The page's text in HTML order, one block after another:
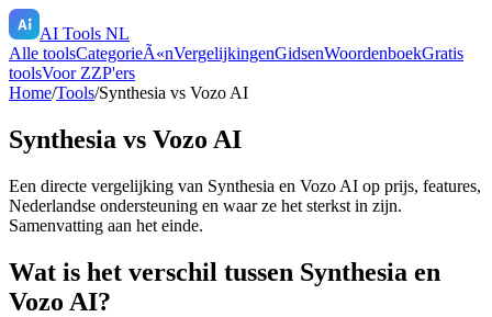
AI Tools NL
Alle toolsCategorieÃ«nVergelijkingenGidsenWoordenboekGratis
toolsVoor ZZP'ers
Home/Tools/Synthesia vs Vozo AI
Synthesia vs Vozo AI
Een directe vergelijking van Synthesia en Vozo AI op prijs, features,
Nederlandse ondersteuning en waar ze het sterkst in zijn.
Samenvatting aan het einde.
Wat is het verschil tussen Synthesia en
Vozo AI?